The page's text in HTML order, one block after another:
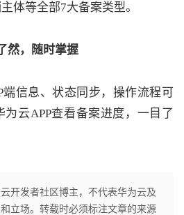
体等全部7大备案类型。
然，随时掌握
信息、状态同步，操作流程可
云APP查看备案进度，一目了
开发者社区博主，不代表华为云及
立场。转载时必须标注文章的来源